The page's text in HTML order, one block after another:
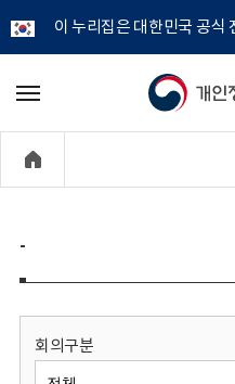
이 누리집은 대한민국 공식
개
정
보
메
기
-
회의구분